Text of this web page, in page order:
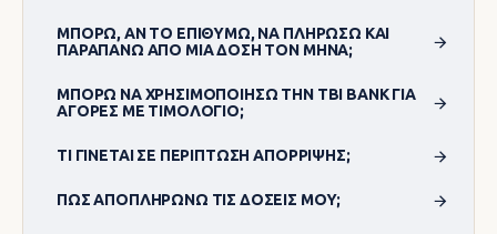
ΜΠΟΡΏ, ΑΝ ΤΟ ΕΠΙΘΥΜΏ, ΝΑ ΠΛΗΡΏΣΩ ΚΑΙ
ΠΑΡΑΠΆΝΩ ΑΠΌ ΜΊΑ ΔΌΣΗ ΤΟΝ ΜΉΝΑ;
ΜΠΟΡΏ ΝΑ ΧΡΗΣΙΜΟΠΟΊΗΣΩ ΤΗΝ TBI BANK ΓΙΑ
ΑΓΟΡΈΣ ΜΕ ΤΙΜΟΛΌΓΙΟ;
ΤΙ ΓΊΝΕΤΑΙ ΣΕ ΠΕΡΊΠΤΩΣΗ ΑΠΌΡΡΙΨΗΣ;
ΠΏΣ ΑΠΟΠΛΗΡΏΝΩ ΤΙΣ ΔΌΣΕΙΣ ΜΟΥ;